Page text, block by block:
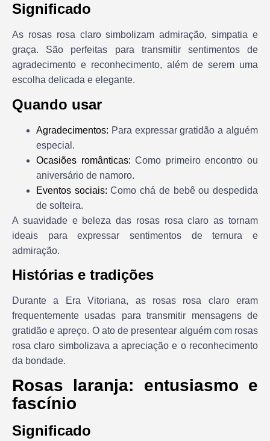
Significado
As rosas rosa claro simbolizam admiração, simpatia e
graça. São perfeitas para transmitir sentimentos de
agradecimento e reconhecimento, além de serem uma
escolha delicada e elegante.
Quando usar
Agradecimentos: Para expressar gratidão a alguém
especial.
Ocasiões românticas: Como primeiro encontro ou
aniversário de namoro.
Eventos sociais: Como chá de bebê ou despedida
de solteira.
A suavidade e beleza das rosas rosa claro as tornam
ideais para expressar sentimentos de ternura e
admiração.
Histórias e tradições
Durante a Era Vitoriana, as rosas rosa claro eram
frequentemente usadas para transmitir mensagens de
gratidão e apreço. O ato de presentear alguém com rosas
rosa claro simbolizava a apreciação e o reconhecimento
da bondade.
Rosas laranja: entusiasmo e
fascínio
Significado